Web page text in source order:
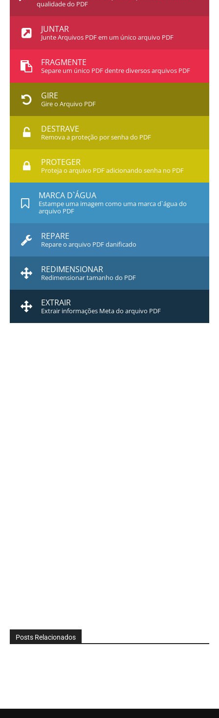
qualidade do PDF
JUNTAR
Junte Arquivos PDF em um único arquivo PDF
FRAGMENTE
Separe um único PDF dentre diversos arquivos PDF
GIRE
Gire o Arquivo PDF
DESTRAVE
Remova a proteção por senha do PDF
PROTEGER
Proteja o arquivo PDF adicionando senha no PDF
MARCA D`ÁGUA
Estampe uma imagem como uma marca d`água do
arquivo PDF
REPARE
Repare o arquivo PDF danificado
REDIMENSIONAR
Redimensionar tamanho do PDF
EXTRAIR
Extrair informações Meta do arquivo PDF
Posts Relacionados